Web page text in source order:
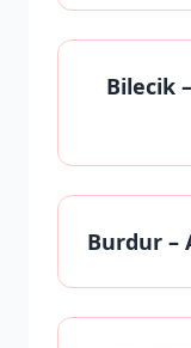
Bilecik
Burdur –